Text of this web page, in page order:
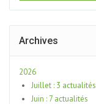
Archives
2026
Juillet : 3 actualités
Juin : 7 actualités